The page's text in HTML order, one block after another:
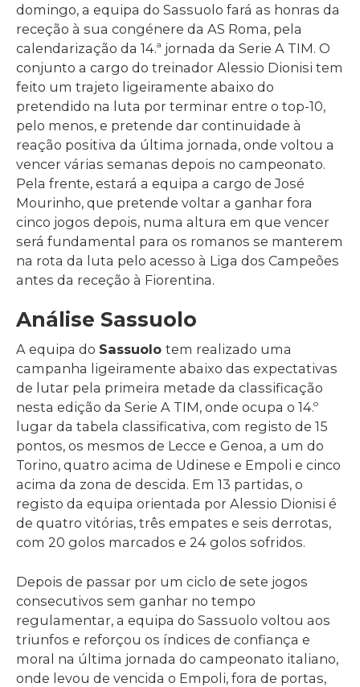
domingo, a equipa do Sassuolo fará as honras da
receção à sua congénere da AS Roma, pela
calendarização da 14.ª jornada da Serie A TIM. O
conjunto a cargo do treinador Alessio Dionisi tem
feito um trajeto ligeiramente abaixo do
pretendido na luta por terminar entre o top-10,
pelo menos, e pretende dar continuidade à
reação positiva da última jornada, onde voltou a
vencer várias semanas depois no campeonato.
Pela frente, estará a equipa a cargo de José
Mourinho, que pretende voltar a ganhar fora
cinco jogos depois, numa altura em que vencer
será fundamental para os romanos se manterem
na rota da luta pelo acesso à Liga dos Campeões
antes da receção à Fiorentina.
Análise Sassuolo
A equipa do Sassuolo tem realizado uma
campanha ligeiramente abaixo das expectativas
de lutar pela primeira metade da classificação
nesta edição da Serie A TIM, onde ocupa o 14.º
lugar da tabela classificativa, com registo de 15
pontos, os mesmos de Lecce e Genoa, a um do
Torino, quatro acima de Udinese e Empoli e cinco
acima da zona de descida. Em 13 partidas, o
registo da equipa orientada por Alessio Dionisi é
de quatro vitórias, três empates e seis derrotas,
com 20 golos marcados e 24 golos sofridos.
Depois de passar por um ciclo de sete jogos
consecutivos sem ganhar no tempo
regulamentar, a equipa do Sassuolo voltou aos
triunfos e reforçou os índices de confiança e
moral na última jornada do campeonato italiano,
onde levou de vencida o Empoli, fora de portas,